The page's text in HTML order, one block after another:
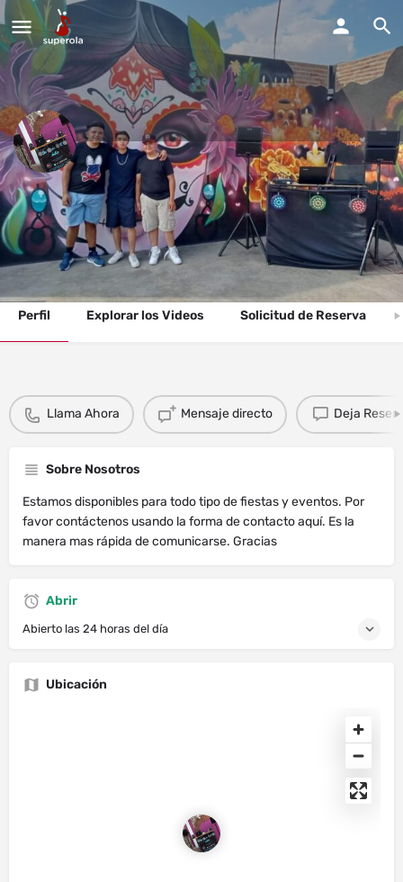
Luz y sonido DJ BOLIS
Estamos disponibles para todos tipos de fiestas y eventos.
Llama Ahora
Perfil Explorar los Videos Solicitud de Reserva
Llama Ahora Mensaje directo Deja
Sobre Nosotros
Estamos disponibles para todo tipo de fiestas y eventos. Por
favor contáctenos usando la forma de contacto aquí. Es la
manera mas rápida de comunicarse. Gracias
Abrir
Abierto las 24 horas del día
Ubicación